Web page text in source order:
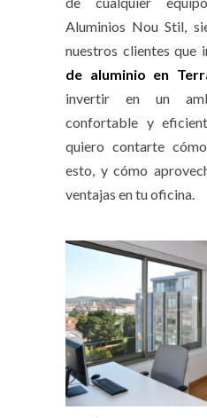
Aluminios Nou Stil,
nuestros clientes que
de aluminio en
invertir en un
confortable y
quiero contarte
esto, y cómo
ventajas en tu oficina.